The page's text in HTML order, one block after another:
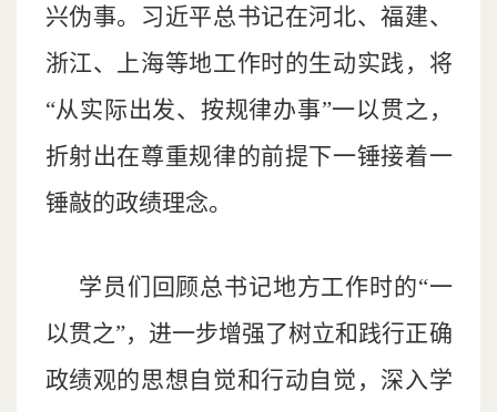
兴伪事。习近平总书记在河北、福建、
浙江、上海等地工作时的生动实践，将
“从实际出发、按规律办事”一以贯之，
折射出在尊重规律的前提下一锤接着一
锤敲的政绩理念。
学员们回顾总书记地方工作时的“一
以贯之”，进一步增强了树立和践行正确
政绩观的思想自觉和行动自觉，深入学